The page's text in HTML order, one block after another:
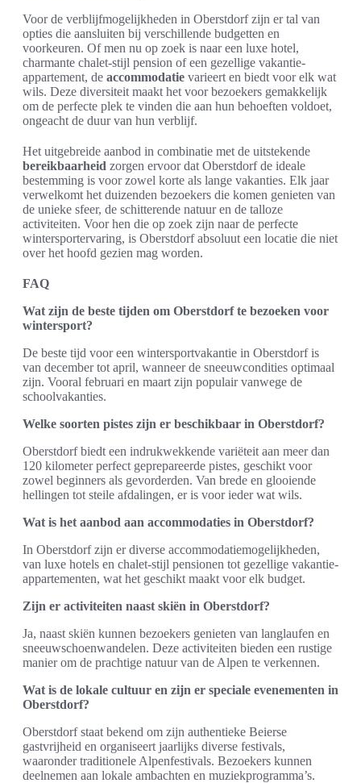
Voor de verblijfmogelijkheden in Oberstdorf zijn er tal van
opties die aansluiten bij verschillende budgetten en
voorkeuren. Of men nu op zoek is naar een luxe hotel,
charmante chalet-stijl pension of een gezellige vakantie-
appartement, de accommodatie varieert en biedt voor elk wat
wils. Deze diversiteit maakt het voor bezoekers gemakkelijk
om de perfecte plek te vinden die aan hun behoeften voldoet,
ongeacht de duur van hun verblijf.
Het uitgebreide aanbod in combinatie met de uitstekende
bereikbaarheid zorgen ervoor dat Oberstdorf de ideale
bestemming is voor zowel korte als lange vakanties. Elk jaar
verwelkomt het duizenden bezoekers die komen genieten van
de unieke sfeer, de schitterende natuur en de talloze
activiteiten. Voor hen die op zoek zijn naar de perfecte
wintersportervaring, is Oberstdorf absoluut een locatie die niet
over het hoofd gezien mag worden.
FAQ
Wat zijn de beste tijden om Oberstdorf te bezoeken voor
wintersport?
De beste tijd voor een wintersportvakantie in Oberstdorf is
van december tot april, wanneer de sneeuwcondities optimaal
zijn. Vooral februari en maart zijn populair vanwege de
schoolvakanties.
Welke soorten pistes zijn er beschikbaar in Oberstdorf?
Oberstdorf biedt een indrukwekkende variëteit aan meer dan
120 kilometer perfect geprepareerde pistes, geschikt voor
zowel beginners als gevorderden. Van brede en glooiende
hellingen tot steile afdalingen, er is voor ieder wat wils.
Wat is het aanbod aan accommodaties in Oberstdorf?
In Oberstdorf zijn er diverse accommodatiemogelijkheden,
van luxe hotels en chalet-stijl pensionen tot gezellige vakantie-
appartementen, wat het geschikt maakt voor elk budget.
Zijn er activiteiten naast skiën in Oberstdorf?
Ja, naast skiën kunnen bezoekers genieten van langlaufen en
sneeuwschoenwandelen. Deze activiteiten bieden een rustige
manier om de prachtige natuur van de Alpen te verkennen.
Wat is de lokale cultuur en zijn er speciale evenementen in
Oberstdorf?
Oberstdorf staat bekend om zijn authentieke Beierse
gastvrijheid en organiseert jaarlijks diverse festivals,
waaronder traditionele Alpenfestivals. Bezoekers kunnen
deelnemen aan lokale ambachten en muziekprogramma’s.